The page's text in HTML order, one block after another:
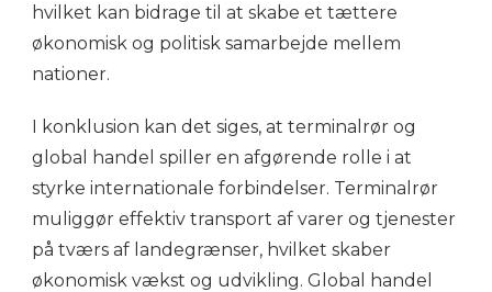
hvilket kan bidrage til at skabe et tættere
økonomisk og politisk samarbejde mellem
nationer.
I konklusion kan det siges, at terminalrør og
global handel spiller en afgørende rolle i at
styrke internationale forbindelser. Terminalrør
muliggør effektiv transport af varer og tjenester
på tværs af landegrænser, hvilket skaber
økonomisk vækst og udvikling. Global handel